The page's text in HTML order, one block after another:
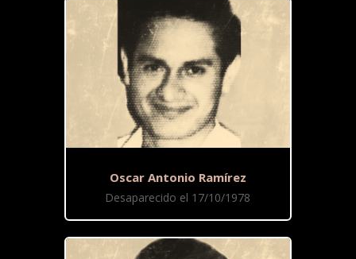
Oscar Antonio Ramírez
Desaparecido el 17/10/1978